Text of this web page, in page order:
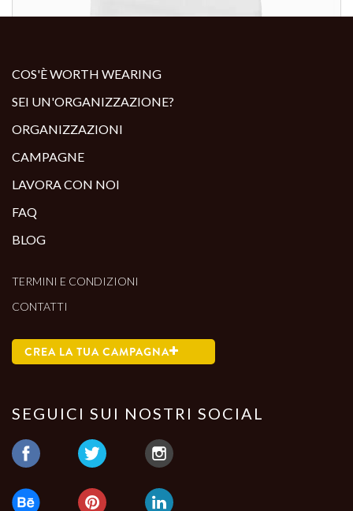
COS'È WORTH WEARING
SEI UN'ORGANIZZAZIONE?
ORGANIZZAZIONI
CAMPAGNE
LAVORA CON NOI
FAQ
BLOG
TERMINI E CONDIZIONI
CONTATTI
CREA LA TUA CAMPAGNA
SEGUICI SUI NOSTRI SOCIAL